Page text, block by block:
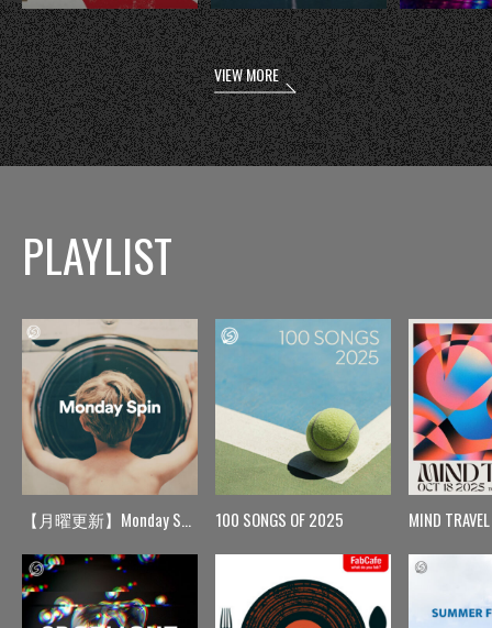
VIEW MORE
PLAYLIST
【月曜更新】Monday Spin 100 SONGS OF 2025 MIND TRAVEL